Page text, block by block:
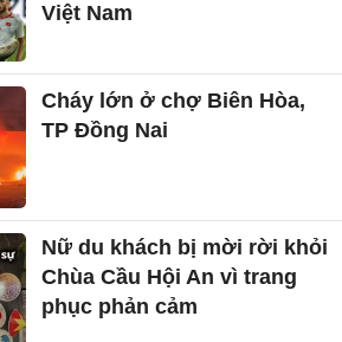
Việt Nam
Cháy lớn ở chợ Biên Hòa,
TP Đồng Nai
Nữ du khách bị mời rời khỏi
Chùa Cầu Hội An vì trang
phục phản cảm